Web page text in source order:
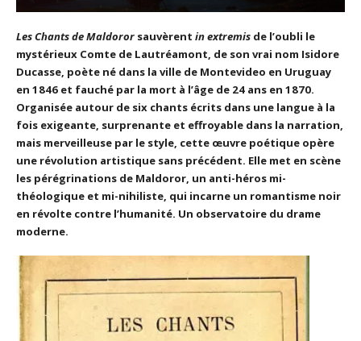
Les Chants de Maldoror sauvèrent in extremis de l’oubli le
mystérieux Comte de Lautréamont, de son vrai nom Isidore
Ducasse, poète né dans la ville de Montevideo en Uruguay
en 1846 et fauché par la mort à l’âge de 24 ans en 1870.
Organisée autour de six chants écrits dans une langue à la
fois exigeante, surprenante et effroyable dans la narration,
mais merveilleuse par le style, cette œuvre poétique opère
une révolution artistique sans précédent. Elle met en scène
les pérégrinations de Maldoror, un anti-héros mi-
théologique et mi-nihiliste, qui incarne un romantisme noir
en révolte contre l’humanité. Un observatoire du drame
moderne.